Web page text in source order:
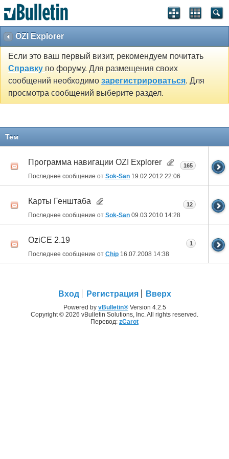
OZI Explorer
Если это ваш первый визит, рекомендуем почитать
Справку по форуму. Для размещения своих
сообщений необходимо зарегистрироваться. Для
просмотра сообщений выберите раздел.
Тем
Программа навигации OZI Explorer
Последнее сообщение от Sok-San 19.02.2012 22:06
165
Карты Генштаба
Последнее сообщение от Sok-San 09.03.2010 14:28
12
OziCE 2.19
Последнее сообщение от Chip 16.07.2008 14:38
1
Вход Регистрация Вверх
Powered by vBulletin®Version 4.2.5
Copyright © 2026 vBulletin Solutions, Inc. All rights reserved.
Перевод: zCarot